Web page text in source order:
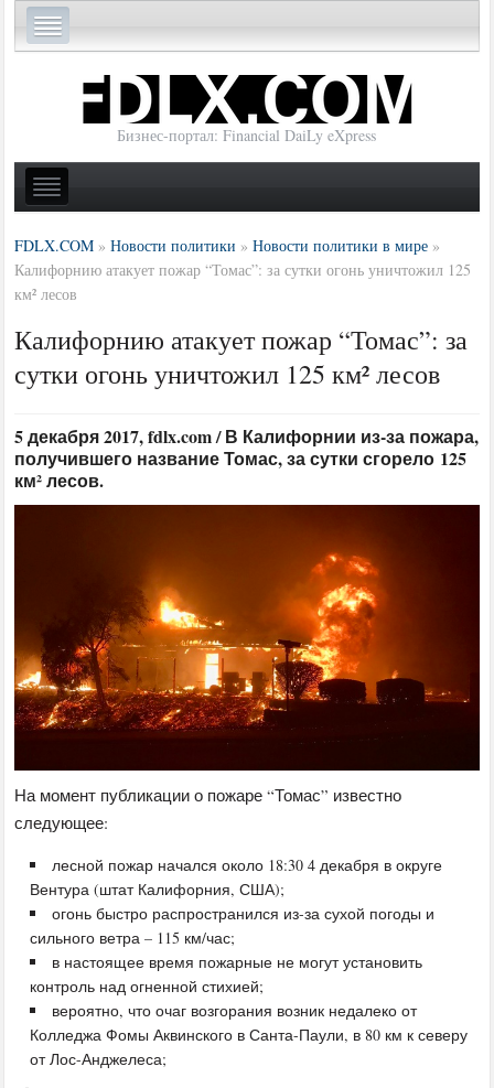
Бизнес-портал: Financial DaiLy eXpress
FDLX.COM »Новости политики »Новости политики в мире »
Калифорнию атакует пожар “Томас”: за сутки огонь уничтожил 125
км² лесов
Калифорнию атакует пожар “Томас”: за
сутки огонь уничтожил 125 км² лесов
5 декабря 2017, fdlx.com / В Калифорнии из-за пожара,
получившего название Томас, за сутки сгорело 125
км² лесов.
На момент публикации о пожаре “Томас” известно
следующее:
лесной пожар начался около 18:30 4 декабря в округе
Вентура (штат Калифорния, США);
огонь быстро распространился из-за сухой погоды и
сильного ветра – 115 км/час;
в настоящее время пожарные не могут установить
контроль над огненной стихией;
вероятно, что очаг возгорания возник недалеко от
Колледжа Фомы Аквинского в Санта-Паули, в 80 км к северу
от Лос-Анджелеса;